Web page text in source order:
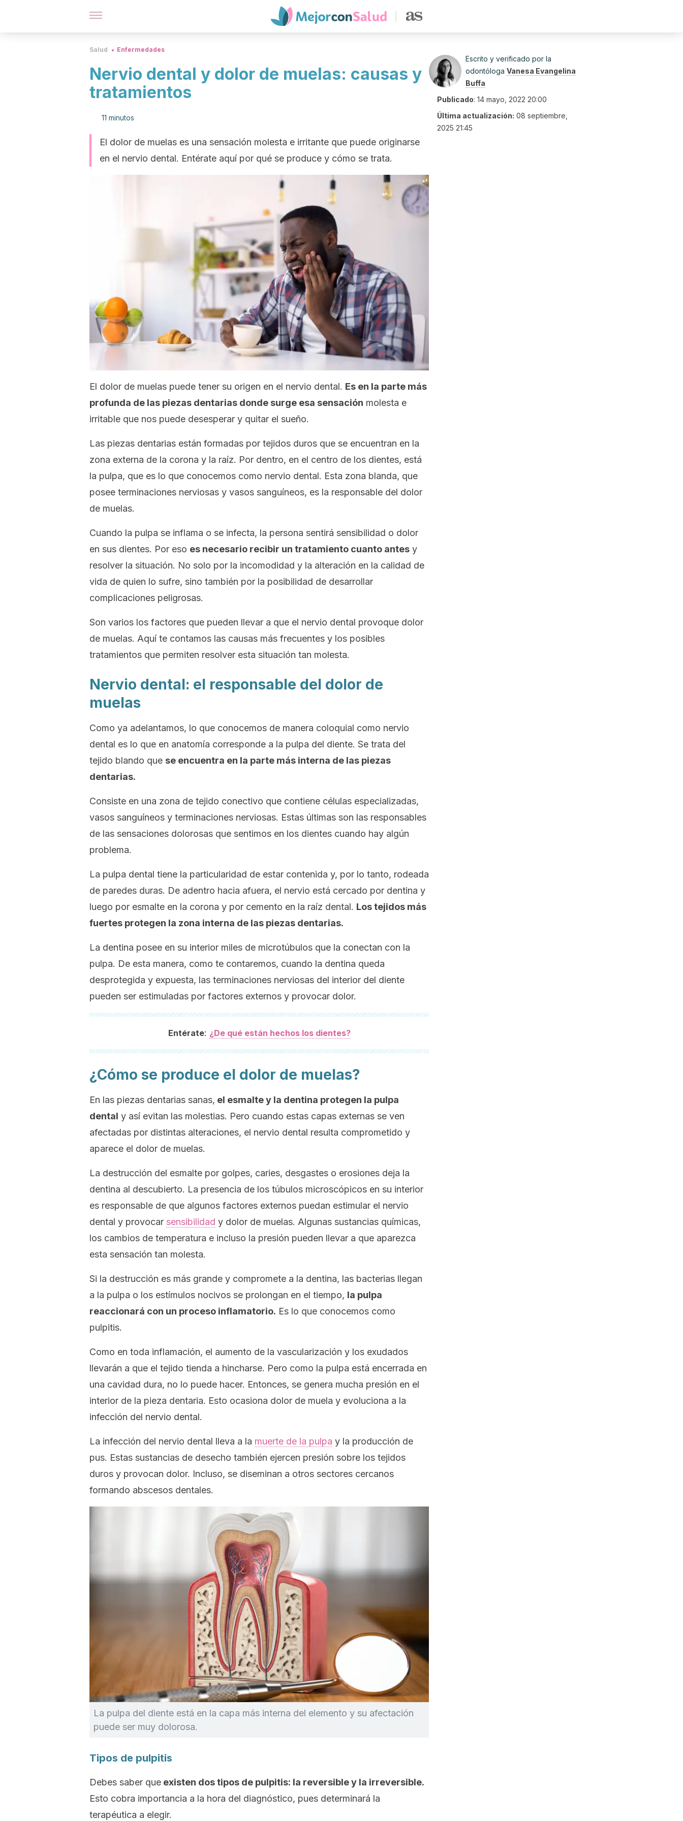
Salud Enfermedades
Nervio dental y dolor de muelas: causas y
tratamientos
11 minutos
El dolor de muelas es una sensación molesta e irritante que puede originarse
en el nervio dental. Entérate aquí por qué se produce y cómo se trata.
El dolor de muelas puede tener su origen en el nervio dental. Es en la parte más
profunda de las piezas dentarias donde surge esa sensación molesta e
irritable que nos puede desesperar y quitar el sueño.
Las piezas dentarias están formadas por tejidos duros que se encuentran en la
zona externa de la corona y la raíz. Por dentro, en el centro de los dientes, está
la pulpa, que es lo que conocemos como nervio dental. Esta zona blanda, que
posee terminaciones nerviosas y vasos sanguíneos, es la responsable del dolor
de muelas.
Cuando la pulpa se inflama o se infecta, la persona sentirá sensibilidad o dolor
en sus dientes. Por eso es necesario recibir un tratamiento cuanto antes y
resolver la situación. No solo por la incomodidad y la alteración en la calidad de
vida de quien lo sufre, sino también por la posibilidad de desarrollar
complicaciones peligrosas.
Son varios los factores que pueden llevar a que el nervio dental provoque dolor
de muelas. Aquí te contamos las causas más frecuentes y los posibles
tratamientos que permiten resolver esta situación tan molesta.
Nervio dental: el responsable del dolor de
muelas
Como ya adelantamos, lo que conocemos de manera coloquial como nervio
dental es lo que en anatomía corresponde a la pulpa del diente. Se trata del
tejido blando que se encuentra en la parte más interna de las piezas
dentarias.
Consiste en una zona de tejido conectivo que contiene células especializadas,
vasos sanguíneos y terminaciones nerviosas. Estas últimas son las responsables
de las sensaciones dolorosas que sentimos en los dientes cuando hay algún
problema.
La pulpa dental tiene la particularidad de estar contenida y, por lo tanto, rodeada
de paredes duras. De adentro hacia afuera, el nervio está cercado por dentina y
luego por esmalte en la corona y por cemento en la raíz dental. Los tejidos más
fuertes protegen la zona interna de las piezas dentarias.
La dentina posee en su interior miles de microtúbulos que la conectan con la
pulpa. De esta manera, como te contaremos, cuando la dentina queda
desprotegida y expuesta, las terminaciones nerviosas del interior del diente
pueden ser estimuladas por factores externos y provocar dolor.
Entérate: ¿De qué están hechos los dientes?
¿Cómo se produce el dolor de muelas?
En las piezas dentarias sanas, el esmalte y la dentina protegen la pulpa
dental y así evitan las molestias. Pero cuando estas capas externas se ven
afectadas por distintas alteraciones, el nervio dental resulta comprometido y
aparece el dolor de muelas.
La destrucción del esmalte por golpes, caries, desgastes o erosiones deja la
dentina al descubierto. La presencia de los túbulos microscópicos en su interior
es responsable de que algunos factores externos puedan estimular el nervio
dental y provocar sensibilidad y dolor de muelas. Algunas sustancias químicas,
los cambios de temperatura e incluso la presión pueden llevar a que aparezca
esta sensación tan molesta.
Si la destrucción es más grande y compromete a la dentina, las bacterias llegan
a la pulpa o los estímulos nocivos se prolongan en el tiempo, la pulpa
reaccionará con un proceso inflamatorio. Es lo que conocemos como
pulpitis.
Como en toda inflamación, el aumento de la vascularización y los exudados
llevarán a que el tejido tienda a hincharse. Pero como la pulpa está encerrada en
una cavidad dura, no lo puede hacer. Entonces, se genera mucha presión en el
interior de la pieza dentaria. Esto ocasiona dolor de muela y evoluciona a la
infección del nervio dental.
La infección del nervio dental lleva a la muerte de la pulpa y la producción de
pus. Estas sustancias de desecho también ejercen presión sobre los tejidos
duros y provocan dolor. Incluso, se diseminan a otros sectores cercanos
formando abscesos dentales.
La pulpa del diente está en la capa más interna del elemento y su afectación
puede ser muy dolorosa.
Tipos de pulpitis
Debes saber que existen dos tipos de pulpitis: la reversible y la irreversible.
Esto cobra importancia a la hora del diagnóstico, pues determinará la
terapéutica a elegir.
Escrito y verificado por la
odontóloga Vanesa Evangelina
Buffa
Publicado: 14 mayo, 2022 20:00
Última actualización: 08 septiembre,
2025 21:45